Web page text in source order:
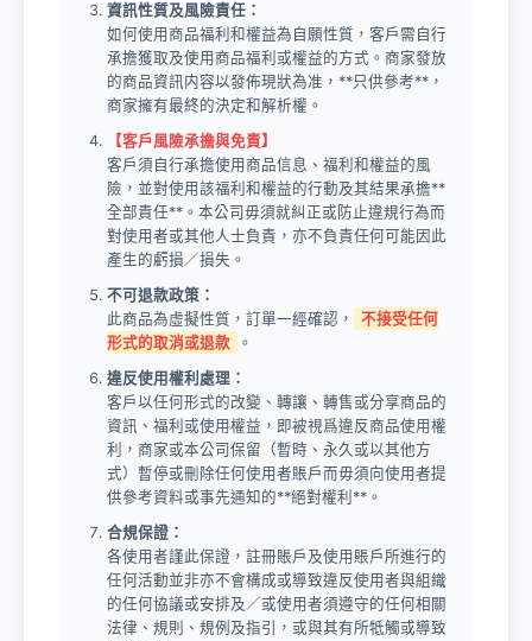
資訊性質及風險責任：
如何使用商品福利和權益為自願性質，客戶需自行
承擔獲取及使用商品福利或權益的方式。商家發放
的商品資訊内容以發佈現狀為准，**只供參考**，
商家擁有最終的決定和解析權。
【客戶風險承擔與免責】
客戶須自行承擔使用商品信息、福利和權益的風
險，並對使用該福利和權益的行動及其結果承擔**
全部責任**。本公司毋須就糾正或防止違規行為而
對使用者或其他人士負責，亦不負責任何可能因此
產生的虧損／損失。
不可退款政策：
此商品為虛擬性質，訂單一經確認，
不接受任何
形式的取消或退款
。
違反使用權利處理：
客戶以任何形式的改變、轉讓、轉售或分享商品的
資訊、福利或使用權益，即被視爲違反商品使用權
利，商家或本公司保留（暫時、永久或以其他方
式）暫停或刪除任何使用者賬戶而毋須向使用者提
供參考資料或事先通知的**絕對權利**。
合規保證：
各使用者謹此保證，註冊賬戶及使用賬戶所進行的
任何活動並非亦不會構成或導致違反使用者與組織
的任何協議或安排及／或使用者須遵守的任何相關
法律、規則、規例及指引，或與其有所牴觸或導致